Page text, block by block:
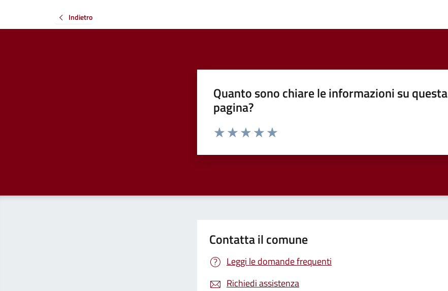
Indietro
Quanto sono chiare le informazioni su questa
pagina?
Valuta da 1 a 5 stelle la pagina
Contatta il comune
Leggi le domande frequenti
Richiedi assistenza